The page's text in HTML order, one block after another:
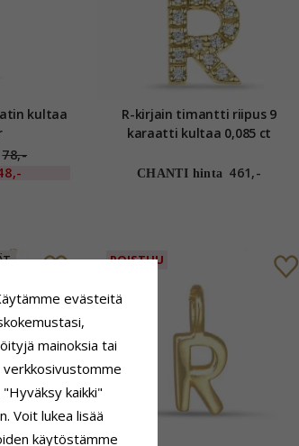
78,-
R-kirjain timantti riipus 9
karaatti kultaa 0,085 ct
CHANTI hinta 461,-
POISTUU
evästeitä
mainoksia tai
kaikki"
Voit lukea lisää
käytöstämme